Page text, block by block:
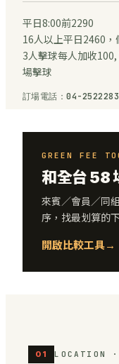
平日8:00前2290
16人以上平日2460
3人擊球每人加收
場擊球
訂場電話：04-
GREEN FEE
和全台 58
來賓／會員／同
序，找最划算的
開啟比較工具→
01 LOCATION